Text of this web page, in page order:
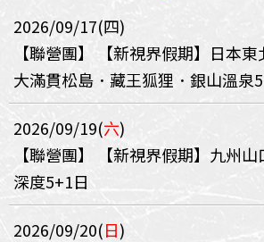
2026/09/17(四)
【聯營團】
【新視界假期】日本
大滿貫松島．藏王狐狸．銀山溫泉
2026/09/19(六)
【聯營團】
【新視界假期】九州
深度5+1日
2026/09/20(日)